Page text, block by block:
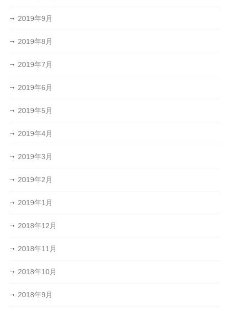
2019年9月
2019年8月
2019年7月
2019年6月
2019年5月
2019年4月
2019年3月
2019年2月
2019年1月
2018年12月
2018年11月
2018年10月
2018年9月